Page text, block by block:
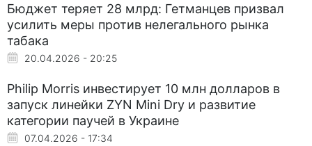
Бюджет теряет 28 млрд: Гетманцев призвал
усилить меры против нелегального рынка
табака
20.04.2026 - 20:25
Philip Morris инвестирует 10 млн долларов в
запуск линейки ZYN Mini Dry и развитие
категории паучей в Украине
07.04.2026 - 17:34